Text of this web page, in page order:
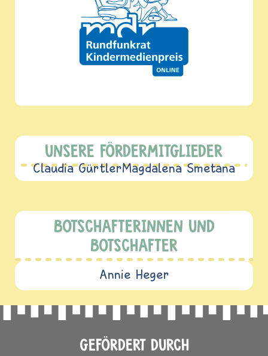
UNSERE FÖRDERMITGLIEDER
Claudia GürtlerMagdalena Smetana
BOTSCHAFTERINNEN UND
BOTSCHAFTER
Annie Heger
GEFÖRDERT DURCH